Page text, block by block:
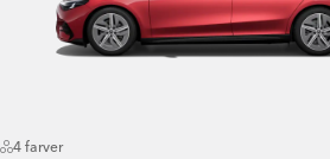
4 farver